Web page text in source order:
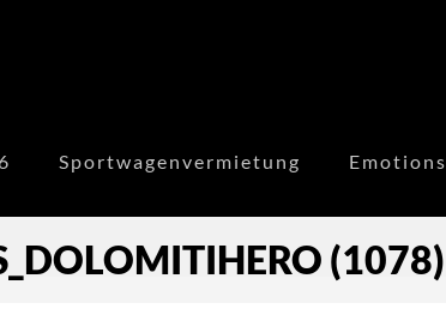
Sportwagenvermietung Emotions
(1078)